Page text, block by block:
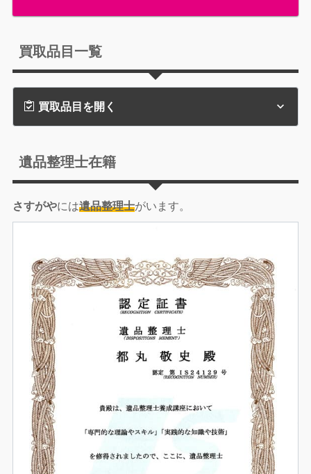
買取品目一覧
買取品目を開く
遺品整理士在籍
さすがやには遺品整理士がいます。